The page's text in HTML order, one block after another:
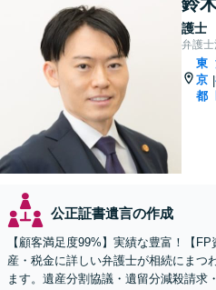
護士
弁護
東
京
都
|
公正証書遺言の作成
【顧客満足度99%】実績な豊富！【
産・税金に詳しい弁護士が相続にまつ
ます。遺産分割協議・遺留分減殺請求